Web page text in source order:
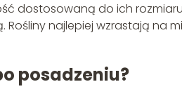
dostosowaną do ich
Rośliny najlepiej wzrastają na
posadzeniu?